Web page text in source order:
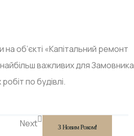
об’єкті «Капітальний ремонт
важливих для Замовника
по будівлі.
Next
З Новим Роком!